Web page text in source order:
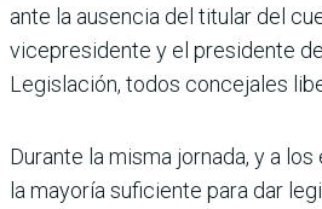
ante la ausencia del titular del
vicepresidente y el presidente
Legislación, todos concejales
Durante la misma jornada, y a
la mayoría suficiente para dar